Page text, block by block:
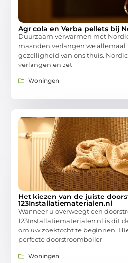
Agricola en Verba pellets bij
Duurzaam verwarmen met
maanden verlangen we allemaal
gezelligheid van ons thuis.
verlangen en zet
Woningen
Het kiezen van de juiste
123Installatiematerialen.nl
Wanneer u overweegt een
123Installatiematerialen.nl is dit
om uw zoektocht te beginnen.
perfecte doorstroomboiler
Woningen